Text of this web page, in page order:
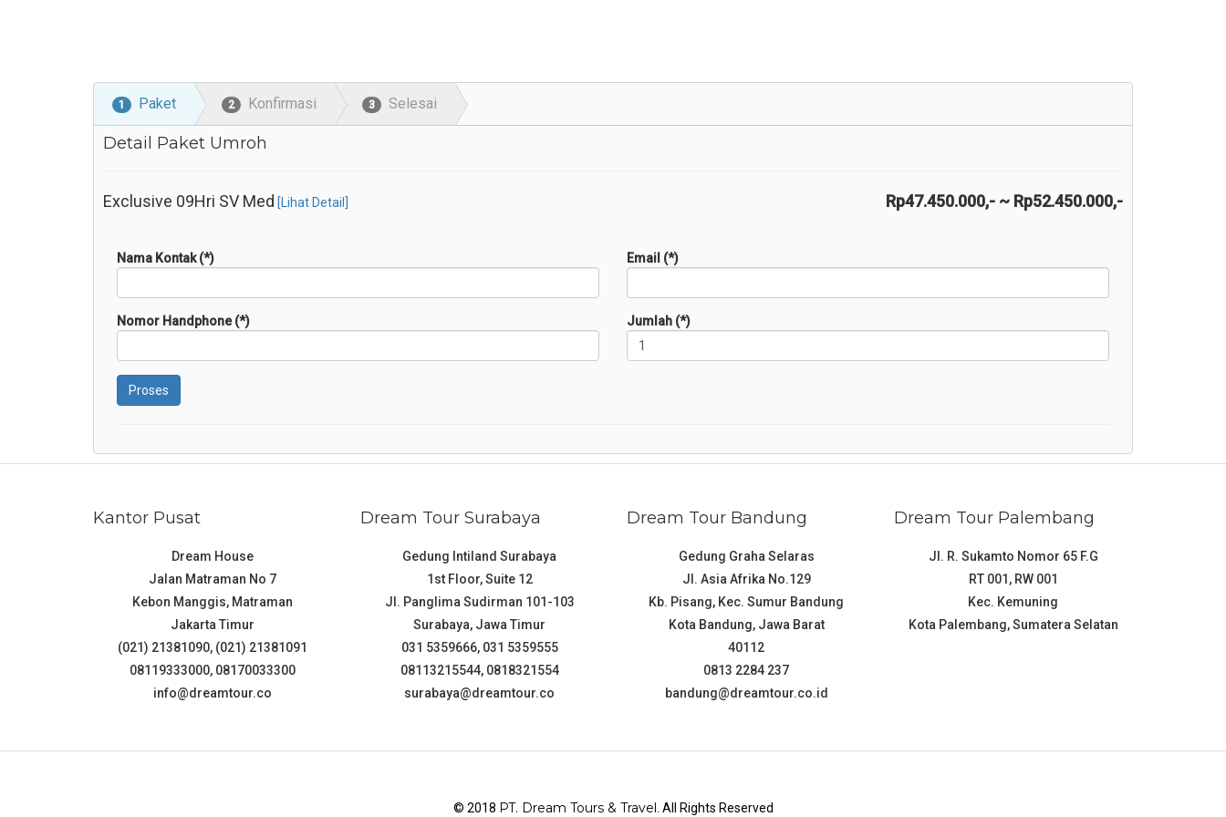
1 Paket 2 Konfirmasi 3 Selesai
Detail Paket Umroh
Exclusive 09Hri SV Med [Lihat Detail] Rp47.450.000,- ~ Rp52.450.000,-
Nama Kontak (*) Email (*)
Nomor Handphone (*) Jumlah (*)
Proses
Kantor Pusat
Dream House
Jalan Matraman No 7
Kebon Manggis, Matraman
Jakarta Timur
(021) 21381090, (021) 21381091
08119333000, 08170033300
info@dreamtour.co
Dream Tour Surabaya
Gedung Intiland Surabaya
1st Floor, Suite 12
Jl. Panglima Sudirman 101-103
Surabaya, Jawa Timur
031 5359666, 031 5359555
08113215544, 0818321554
surabaya@dreamtour.co
Dream Tour Bandung
Gedung Graha Selaras
Jl. Asia Afrika No.129
Kb. Pisang, Kec. Sumur Bandung
Kota Bandung, Jawa Barat
40112
0813 2284 237
bandung@dreamtour.co.id
Dream Tour Palembang
Jl. R. Sukamto Nomor 65 F.G
RT 001, RW 001
Kec. Kemuning
Kota Palembang, Sumatera Selatan
© 2018 PT. Dream Tours & Travel . All Rights Reserved